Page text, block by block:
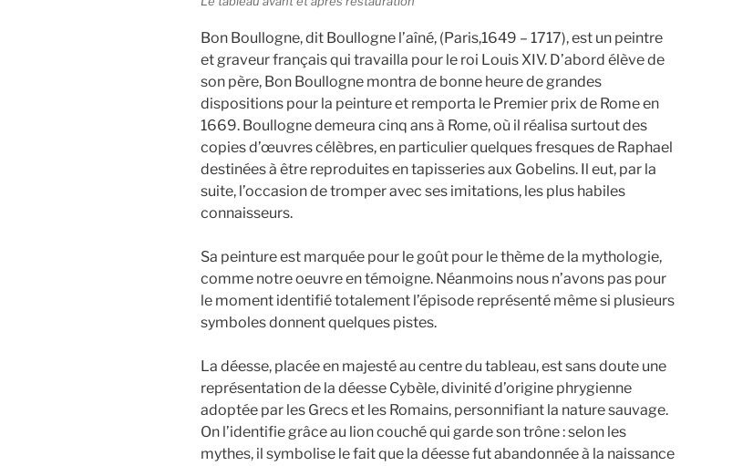
Bon Boullogne, dit Boullogne l’aîné, (Paris,1649 – 1717), est un peintre
et graveur français qui travailla pour le roi Louis XIV. D’abord élève de
son père, Bon Boullogne montra de bonne heure de grandes
dispositions pour la peinture et remporta le Premier prix de Rome en
1669. Boullogne demeura cinq ans à Rome, où il réalisa surtout des
copies d’œuvres célèbres, en particulier quelques fresques de Raphael
destinées à être reproduites en tapisseries aux Gobelins. Il eut, par la
suite, l’occasion de tromper avec ses imitations, les plus habiles
connaisseurs.
Sa peinture est marquée pour le goût pour le thème de la mythologie,
comme notre oeuvre en témoigne. Néanmoins nous n’avons pas pour
le moment identifié totalement l’épisode représenté même si plusieurs
symboles donnent quelques pistes.
La déesse, placée en majesté au centre du tableau, est sans doute une
représentation de la déesse Cybèle, divinité d’origine phrygienne
adoptée par les Grecs et les Romains, personnifiant la nature sauvage.
On l’identifie grâce au lion couché qui garde son trône : selon les
mythes, il symbolise le fait que la déesse fut abandonnée à la naissance